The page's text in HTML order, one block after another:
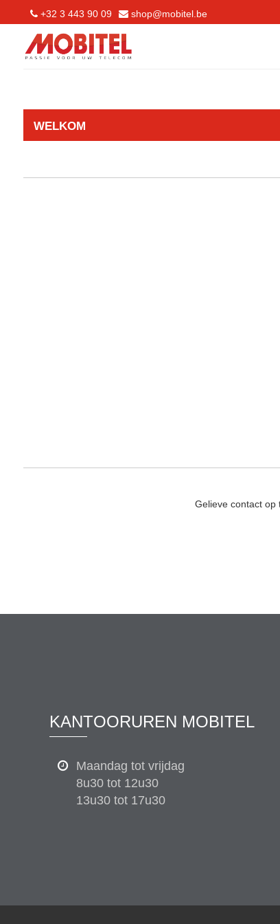
+32 3 443 90 09 shop@mobitel.be
WELKOM
Gelieve contact op
KANTOORUREN MOBITEL
Maandag tot vrijdag
8u30 tot 12u30
13u30 tot 17u30